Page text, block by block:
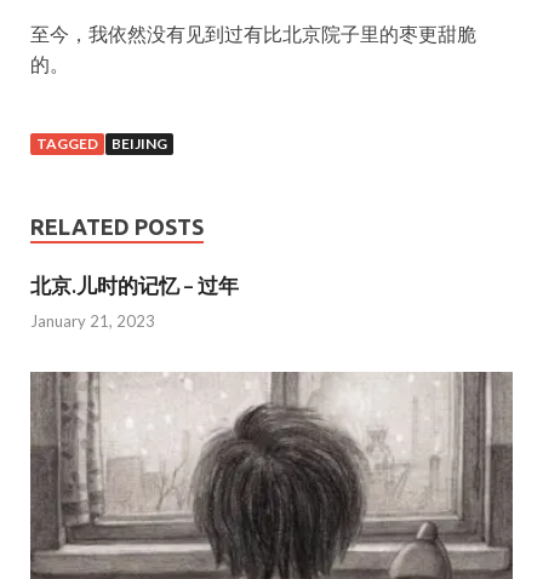
至今，我依然没有见到过有比北京院子里的枣更甜脆
的。
TAGGED BEIJING
RELATED POSTS
北京.儿时的记忆 – 过年
January 21, 2023